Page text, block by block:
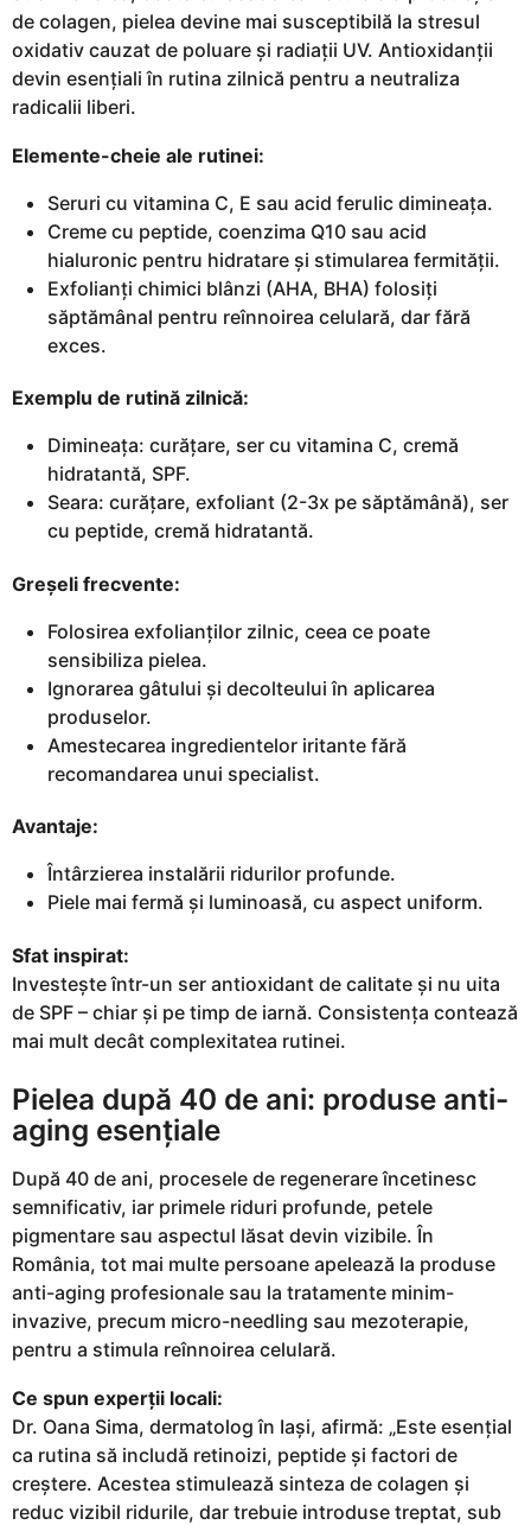
de colagen, pielea devine mai susceptibilă la stresul
oxidativ cauzat de poluare și radiații UV. Antioxidanții
devin esențiali în rutina zilnică pentru a neutraliza
radicalii liberi.
Elemente-cheie ale rutinei:
Seruri cu vitamina C, E sau acid ferulic dimineața.
Creme cu peptide, coenzima Q10 sau acid
hialuronic pentru hidratare și stimularea fermității.
Exfolianți chimici blânzi (AHA, BHA) folosiți
săptămânal pentru reînnoirea celulară, dar fără
exces.
Exemplu de rutină zilnică:
Dimineața: curățare, ser cu vitamina C, cremă
hidratantă, SPF.
Seara: curățare, exfoliant (2-3x pe săptămână), ser
cu peptide, cremă hidratantă.
Greșeli frecvente:
Folosirea exfolianților zilnic, ceea ce poate
sensibiliza pielea.
Ignorarea gâtului și decolteului în aplicarea
produselor.
Amestecarea ingredientelor iritante fără
recomandarea unui specialist.
Avantaje:
Întârzierea instalării ridurilor profunde.
Piele mai fermă și luminoasă, cu aspect uniform.
Sfat inspirat:
Investește într-un ser antioxidant de calitate și nu uita
de SPF – chiar și pe timp de iarnă. Consistența contează
mai mult decât complexitatea rutinei.
Pielea după 40 de ani: produse anti-
aging esențiale
După 40 de ani, procesele de regenerare încetinesc
semnificativ, iar primele riduri profunde, petele
pigmentare sau aspectul lăsat devin vizibile. În
România, tot mai multe persoane apelează la produse
anti-aging profesionale sau la tratamente minim-
invazive, precum micro-needling sau mezoterapie,
pentru a stimula reînnoirea celulară.
Ce spun experții locali:
Dr. Oana Sima, dermatolog în Iași, afirmă: „Este esențial
ca rutina să includă retinoizi, peptide și factori de
creștere. Acestea stimulează sinteza de colagen și
reduc vizibil ridurile, dar trebuie introduse treptat, sub